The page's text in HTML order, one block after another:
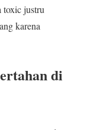
justru
karena
di